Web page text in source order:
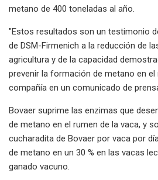
metano de 400 toneladas al año.
"Estos resultados son un testimonio
de DSM-Firmenich a la reducción de
agricultura y de la capacidad
prevenir la formación de metano en el
compañía en un comunicado de
Bovaer suprime las enzimas que
de metano en el rumen de la vaca, y
cucharadita de Bovaer por vaca por
de metano en un 30 % en las vacas
ganado vacuno.